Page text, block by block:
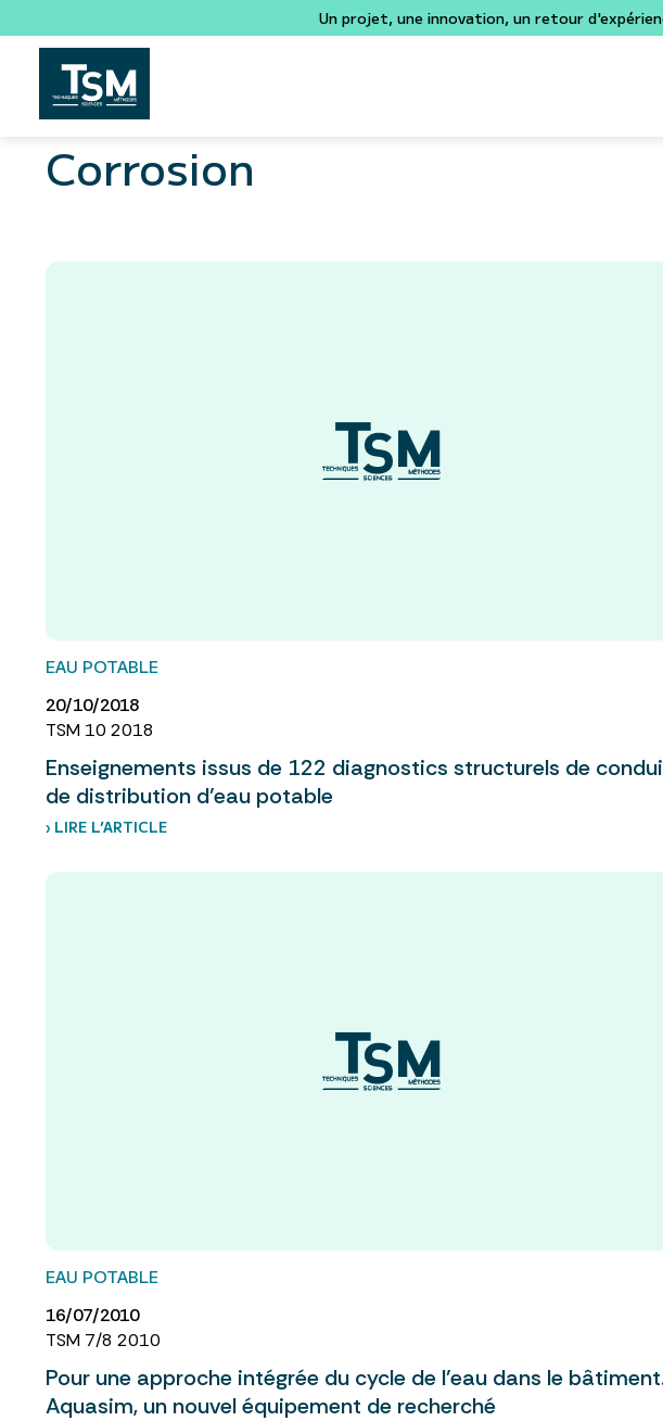
Un projet, une innovation, un retour
Corrosion
EAU POTABLE
20/10/2018
TSM 10 2018
Enseignements issus de 122 diagnostics structurels de
de distribution d’eau potable
› LIRE L’ARTICLE
EAU POTABLE
16/07/2010
TSM 7/8 2010
Pour une approche intégrée du cycle de l’eau dans le
Aquasim, un nouvel équipement de recherché